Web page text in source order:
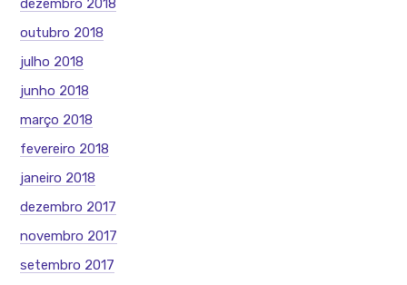
dezembro 2018
outubro 2018
julho 2018
junho 2018
março 2018
fevereiro 2018
janeiro 2018
dezembro 2017
novembro 2017
setembro 2017